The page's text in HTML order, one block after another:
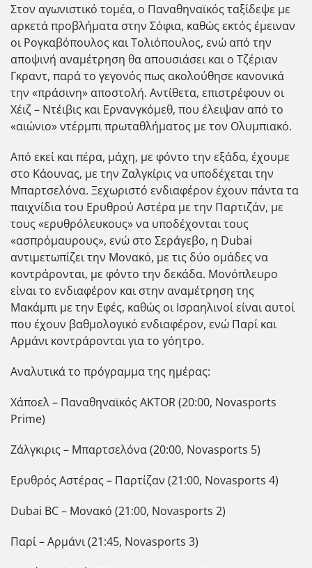
Στον αγωνιστικό τομέα, ο Παναθηναϊκός ταξίδεψε με
αρκετά προβλήματα στην Σόφια, καθώς εκτός έμειναν
οι Ρογκαβόπουλος και Τολιόπουλος, ενώ από την
αποψινή αναμέτρηση θα απουσιάσει και ο Τζέριαν
Γκραντ, παρά το γεγονός πως ακολούθησε κανονικά
την «πράσινη» αποστολή. Αντίθετα, επιστρέφουν οι
Χέιζ – Ντέιβις και Ερνανγκόμεθ, που έλειψαν από το
«αιώνιο» ντέρμπι πρωταθλήματος με τον Ολυμπιακό.
Από εκεί και πέρα, μάχη, με φόντο την εξάδα, έχουμε
στο Κάουνας, με την Ζαλγκίρις να υποδέχεται την
Μπαρτσελόνα. Ξεχωριστό ενδιαφέρον έχουν πάντα τα
παιχνίδια του Ερυθρού Αστέρα με την Παρτιζάν, με
τους «ερυθρόλευκους» να υποδέχονται τους
«ασπρόμαυρους», ενώ στο Σεράγεβο, η Dubai
αντιμετωπίζει την Μονακό, με τις δύο ομάδες να
κοντράρονται, με φόντο την δεκάδα. Μονόπλευρο
είναι το ενδιαφέρον και στην αναμέτρηση της
Μακάμπι με την Εφές, καθώς οι Ισραηλινοί είναι αυτοί
που έχουν βαθμολογικό ενδιαφέρον, ενώ Παρί και
Αρμάνι κοντράρονται για το γόητρο.
Αναλυτικά το πρόγραμμα της ημέρας:
Χάποελ – Παναθηναϊκός AKTOR (20:00, Novasports
Prime)
Ζάλγκιρις – Μπαρτσελόνα (20:00, Novasports 5)
Ερυθρός Αστέρας – Παρτίζαν (21:00, Novasports 4)
Dubai BC – Μονακό (21:00, Novasports 2)
Παρί – Αρμάνι (21:45, Novasports 3)